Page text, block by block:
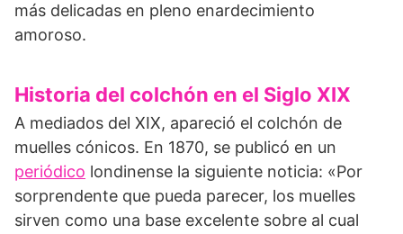
más delicadas en pleno enardecimiento
amoroso.
Historia del colchón en el Siglo XIX
A mediados del XIX, apareció el colchón de
muelles cónicos. En 1870, se publicó en un
periódico londinense la siguiente noticia: «Por
sorprendente que pueda parecer, los muelles
sirven como una base excelente sobre al cual